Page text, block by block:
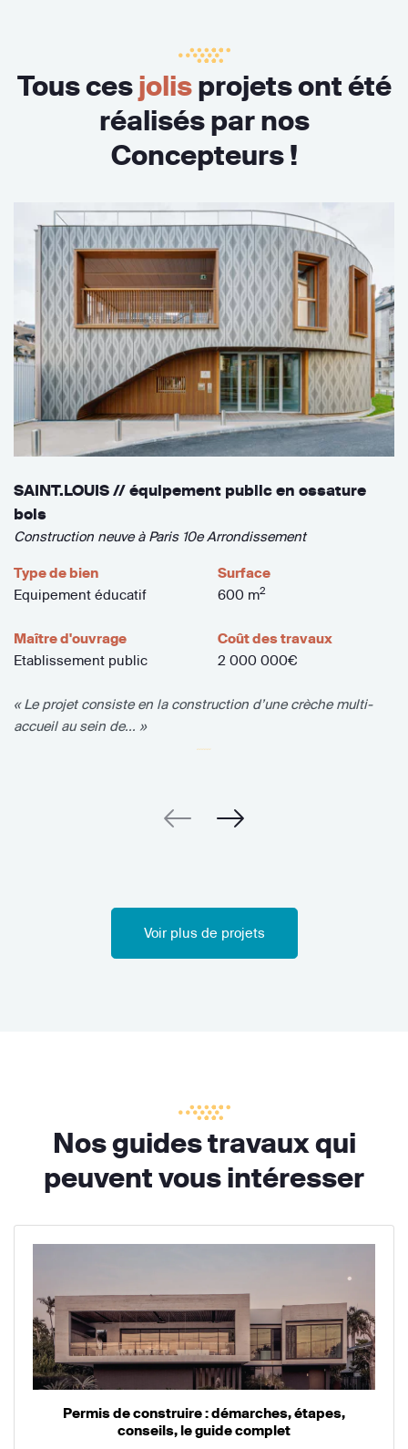
Tous cesjolisprojets ont été
réalisés par nos
Concepteurs !
SAINT.LOUIS // équipement public en ossature
bois
Construction neuve à Paris 10e Arrondissement
Type de bien
Equipement éducatif
Surface
600 m2
Maître d'ouvrage
Etablissement public
Coût des travaux
2 000 000€
« Le projet consiste en la construction d’une crèche multi-
accueil au sein de... »
Voir plus de projets
Nos guides travaux qui
peuvent vous intéresser
Permis de construire : démarches, étapes,
conseils, le guide complet